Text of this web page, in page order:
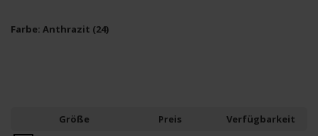
Farbe: Anthrazit (24)
Größe Preis
Verfügbarkeit